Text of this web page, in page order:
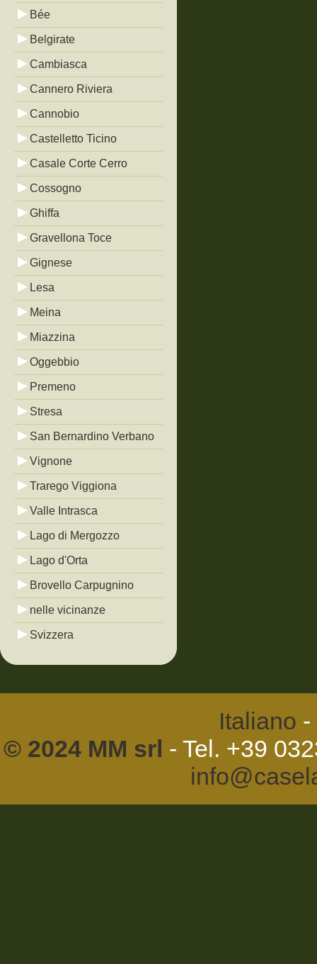
Bée
Belgirate
Cambiasca
Cannero Riviera
Cannobio
Castelletto Ticino
Casale Corte Cerro
Cossogno
Ghiffa
Gravellona Toce
Gignese
Lesa
Meina
Miazzina
Oggebbio
Premeno
Stresa
San Bernardino Verbano
Vignone
Trarego Viggiona
Valle Intrasca
Lago di Mergozzo
Lago d'Orta
Brovello Carpugnino
nelle vicinanze
Svizzera
Italiano -
© 2024 MM srl - Tel. +39